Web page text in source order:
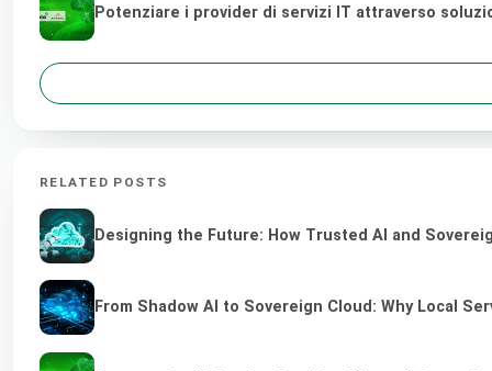
Potenziare i provider di servizi IT attraverso
RELATED POSTS
Designing the Future: How Trusted AI and
From Shadow AI to Sovereign Cloud: Why Local